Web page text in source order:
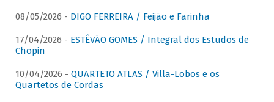
08/05/2026 - DIGO FERREIRA / Feijão e Farinha
17/04/2026 - ESTÊVÃO GOMES / Integral dos Estudos de
Chopin
10/04/2026 - QUARTETO ATLAS / Villa-Lobos e os
Quartetos de Cordas